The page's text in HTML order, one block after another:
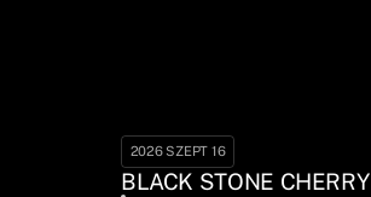
2026 SZEPT 16
BLACK STONE CHERRY